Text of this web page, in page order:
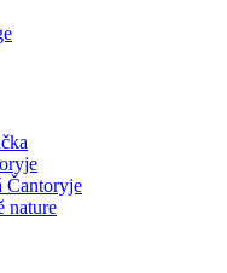
Čantoryje
nature